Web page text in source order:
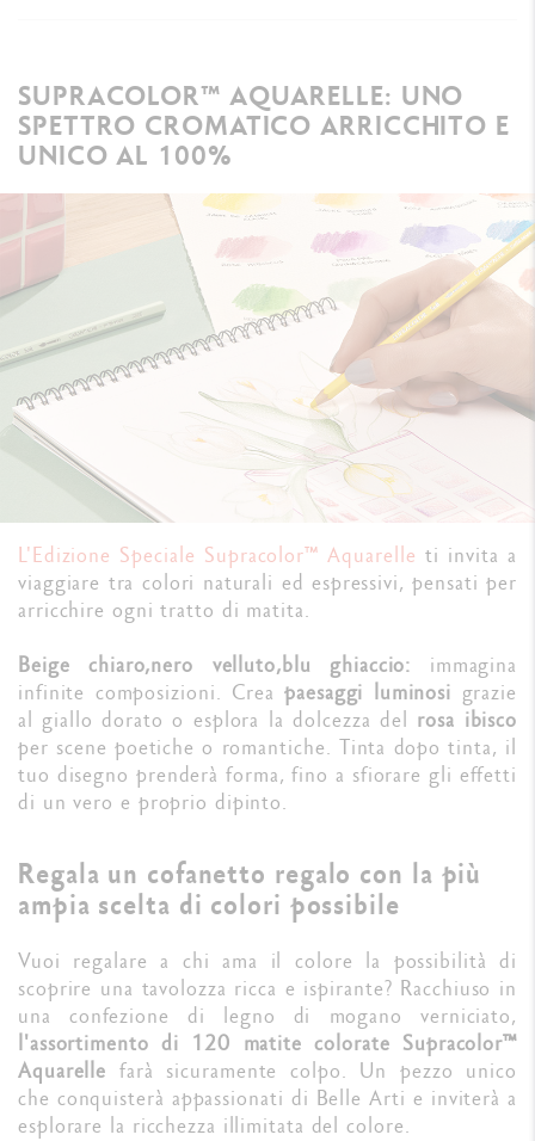
SUPRACOLOR™ AQUARELLE: UNO
SPETTRO CROMATICO ARRICCHITO E
UNICO AL 100%
L'Edizione Speciale Supracolor™ Aquarelle ti invita a
viaggiare tra colori naturali ed espressivi, pensati per
arricchire ogni tratto di matita.
Beige chiaro,nero velluto,blu ghiaccio: immagina
infinite composizioni. Creapaesaggi luminosi grazie
al giallo dorato o esplora la dolcezza del rosa ibisco
per scene poetiche o romantiche. Tinta dopo tinta, il
tuo disegno prenderà forma, fino a sfiorare gli effetti
di un vero e proprio dipinto.
Regala un cofanetto regalo con la più
ampia scelta di colori possibile
Vuoi regalare a chi ama il colore la possibilità di
scoprire una tavolozza ricca e ispirante? Racchiuso in
una confezione di legno di mogano verniciato,
l'assortimento di 120 matite colorate Supracolor™
Aquarelle farà sicuramente colpo. Un pezzo unico
che conquisterà appassionati di Belle Arti e inviterà a
esplorare la ricchezza illimitata del colore.